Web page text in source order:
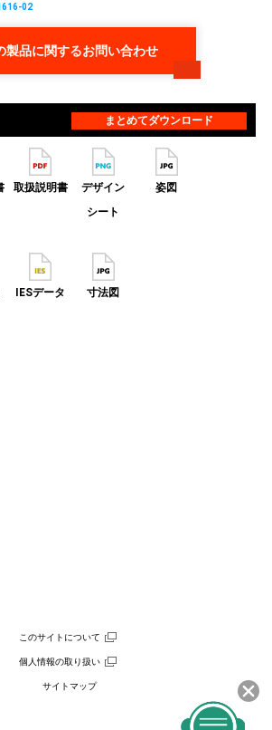
02
製品に関するお問い合わせ
まとめてダウンロード
取扱説明書
デザイン
シート
姿図
IESデータ 寸法図
このサイトについて
個人情報の取り扱い
サイトマップ